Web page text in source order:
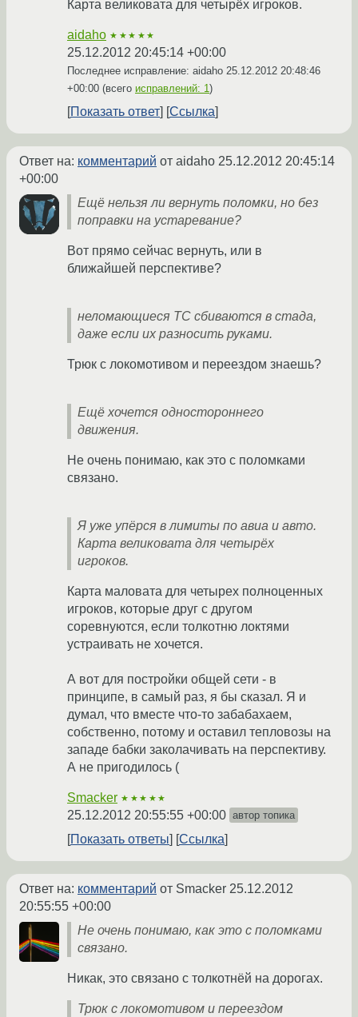
Карта великовата для четырёх игроков.
aidaho ★★★★★
25.12.2012 20:45:14 +00:00
Последнее исправление: aidaho 25.12.2012 20:48:46
+00:00 (всего исправлений: 1)
Показать ответ Ссылка
Ответ на: комментарий от aidaho 25.12.2012 20:45:14
+00:00
Ещё нельзя ли вернуть поломки, но без
поправки на устаревание?
Вот прямо сейчас вернуть, или в
ближайшей перспективе?
неломающиеся ТС сбиваются в стада,
даже если их разносить руками.
Трюк с локомотивом и переездом знаешь?
Ещё хочется одностороннего
движения.
Не очень понимаю, как это с поломками
связано.
Я уже упёрся в лимиты по авиа и авто.
Карта великовата для четырёх
игроков.
Карта маловата для четырех полноценных
игроков, которые друг с другом
соревнуются, если толкотню локтями
устраивать не хочется.
А вот для постройки общей сети - в
принципе, в самый раз, я бы сказал. Я и
думал, что вместе что-то забабахаем,
собственно, потому и оставил тепловозы на
западе бабки заколачивать на перспективу.
А не пригодилось (
Smacker ★★★★★
25.12.2012 20:55:55 +00:00 автор топика
Показать ответы Ссылка
Ответ на: комментарий от Smacker 25.12.2012
20:55:55 +00:00
Не очень понимаю, как это с поломками
связано.
Никак, это связано с толкотнёй на дорогах.
Трюк с локомотивом и переездом